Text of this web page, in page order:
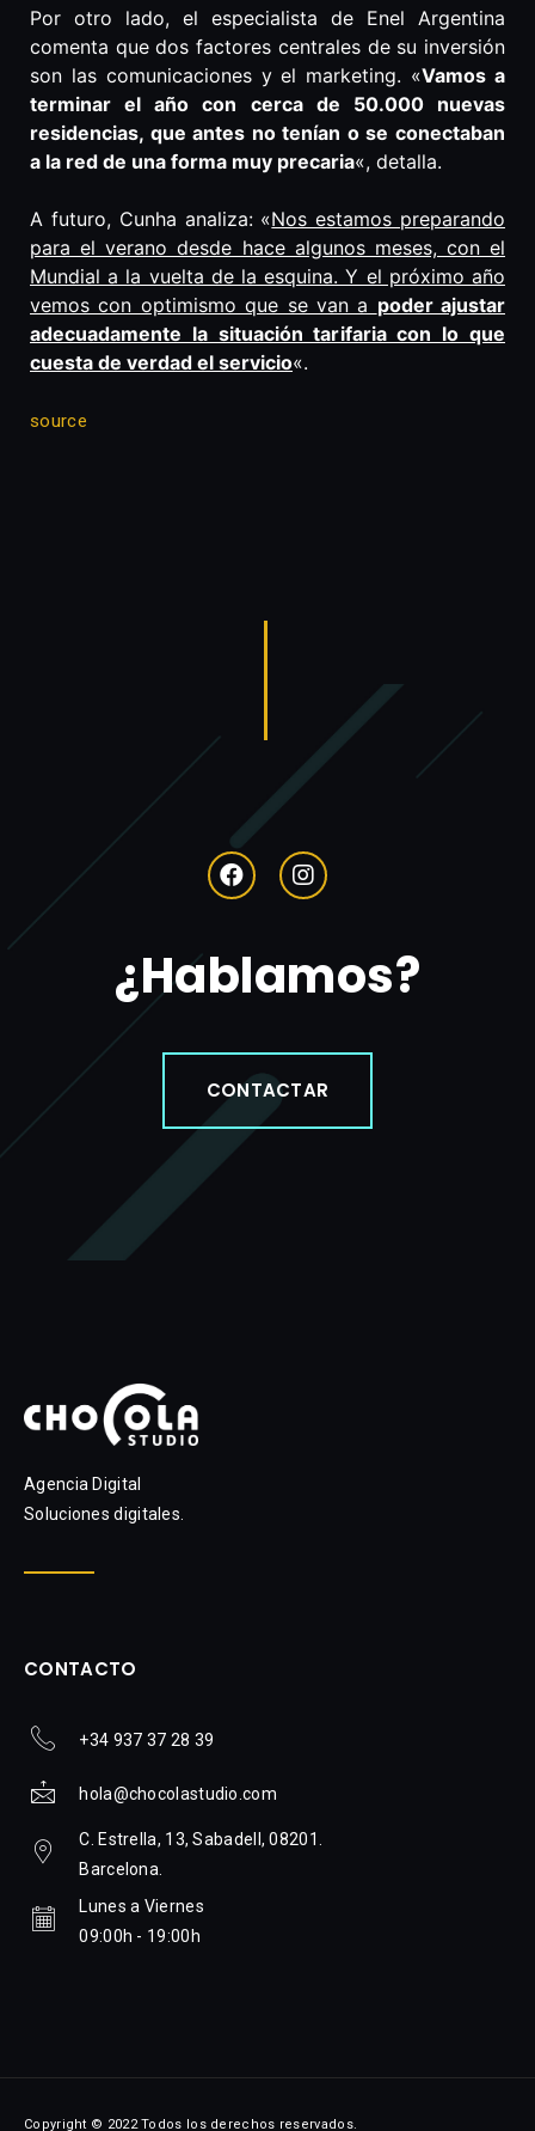
Por otro lado, el especialista de Enel Argentina
comenta que dos factores centrales de su inversión
son las comunicaciones y el marketing. «Vamos a
terminar el año con cerca de 50.000 nuevas
residencias, que antes no tenían o se conectaban
a la red de una forma muy precaria«, detalla.
A futuro, Cunha analiza: «Nos estamos preparando
para el verano desde hace algunos meses, con el
Mundial a la vuelta de la esquina. Y el próximo año
vemos con optimismo que se van a poder ajustar
adecuadamente la situación tarifaria con lo que
cuesta de verdad el servicio«.
source
¿Hablamos?
CONTACTAR
Agencia Digital
Soluciones digitales.
CONTACTO
+34 937 37 28 39
hola@chocolastudio.com
C. Estrella, 13, Sabadell, 08201.
Barcelona.
Lunes a Viernes
09:00h - 19:00h
Copyright © 2022 Todos los derechos reservados.